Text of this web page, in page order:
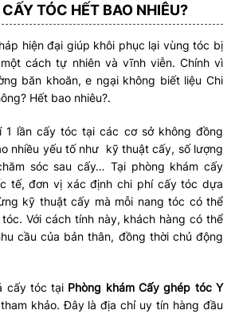
TÓC HẾT BAO NHIÊU?
hiện đại giúp khôi phục lại vùng tóc bị
cách tự nhiên và vĩnh viễn. Chính vì
băn khoăn, e ngại không biết liệu Chi
Hết bao nhiêu?.
1 lần cấy tóc tại các cơ sở không đồng
nhiều yếu tố như kỹ thuật cấy, số lượng
sóc sau cấy… Tại phòng khám cấy
tế, đơn vị xác định chi phí cấy tóc dựa
kỹ thuật cấy mà mỗi nang tóc có thể
Với cách tính này, khách hàng có thể
cầu của bản thân, đồng thời chủ động
cấy tóc tại Phòng khám Cấy ghép tóc Y
khảo. Đây là địa chỉ uy tín hàng đầu